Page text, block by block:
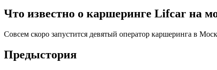
Что известно о каршеринге Lifcar на
Совсем скоро запустится девятый оператор каршеринга в
Предыстория